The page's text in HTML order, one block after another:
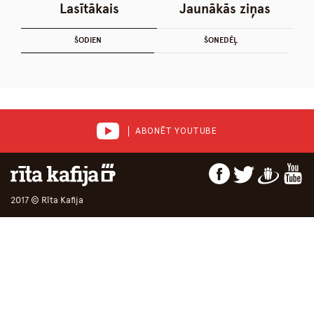
Lasītākais
ŠODIEN ŠONEDĒĻ
Jaunākās ziņas
ABONĒT YOUTUBE
2017 © Rīta Kafija